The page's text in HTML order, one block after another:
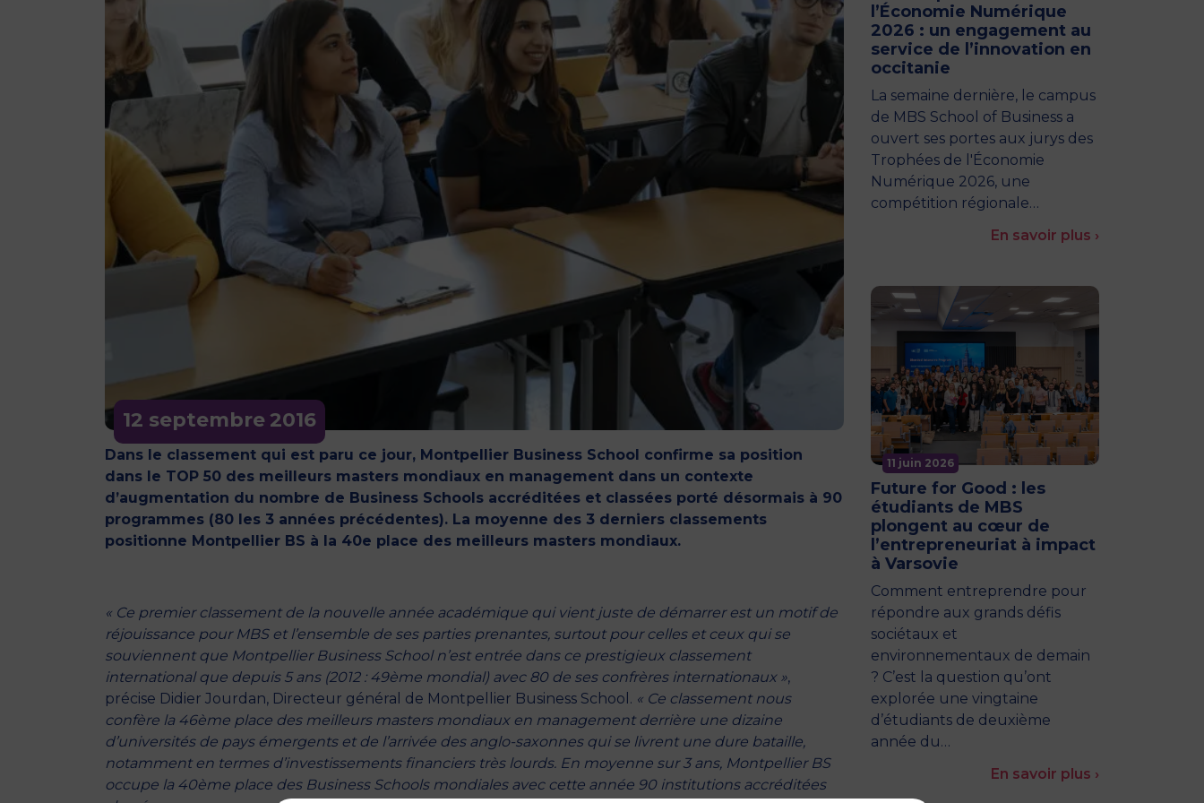
12 septembre2016
Dans le classement qui est paru ce jour, Montpellier Business School confirme sa position
dans le TOP 50 des meilleurs masters mondiaux en management dans un contexte
d’augmentation du nombre de Business Schools accréditées et classées porté désormais à 90
programmes (80 les 3 années précédentes). La moyenne des 3 derniers classements
positionne Montpellier BS à la 40e place des meilleurs masters mondiaux.
« Ce premier classement de la nouvelle année académique qui vient juste de démarrer est un motif de
réjouissance pour MBS et l’ensemble de ses parties prenantes, surtout pour celles et ceux qui se
souviennent que Montpellier Business School n’est entrée dans ce prestigieux classement
international que depuis 5 ans (2012 : 49ème mondial) avec 80 de ses confrères internationaux »,
précise Didier Jourdan, Directeur général de Montpellier Business School. « Ce classement nous
confère la 46ème place des meilleurs masters mondiaux en management derrière une dizaine
d’universités de pays émergents et de l’arrivée des anglo-saxonnes qui se livrent une dure bataille,
notamment en termes d’investissements financiers très lourds. En moyenne sur 3 ans, Montpellier BS
occupe la 40ème place des Business Schools mondiales avec cette année 90 institutions accréditées
l’Économie Numérique
2026 : un engagement au
service de l’innovation en
occitanie
La semaine dernière, le campus
de MBS School of Business a
ouvert ses portes aux jurys des
Trophées de l'Économie
Numérique 2026, une
compétition régionale…
En savoir plus ›
11 juin 2026
Future for Good : les
étudiants de MBS
plongent au cœur de
l’entrepreneuriat à impact
à Varsovie
Comment entreprendre pour
répondre aux grands défis
sociétaux et
environnementaux de demain
? C’est la question qu’ont
explorée une vingtaine
d’étudiants de deuxième
année du…
En savoir plus ›